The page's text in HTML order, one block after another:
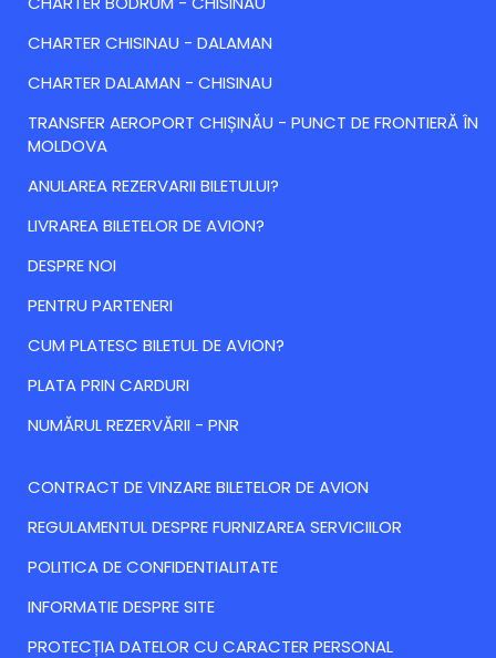
CHARTER CHISINAU - DALAMAN
CHARTER DALAMAN - CHISINAU
TRANSFER AEROPORT CHIȘINĂU - PUNCT DE FRONTIERĂ ÎN
MOLDOVA
ANULAREA REZERVARII BILETULUI?
LIVRAREA BILETELOR DE AVION?
DESPRE NOI
PENTRU PARTENERI
CUM PLATESC BILETUL DE AVION?
PLATA PRIN CARDURI
NUMĂRUL REZERVĂRII - PNR
CONTRACT DE VINZARE BILETELOR DE AVION
REGULAMENTUL DESPRE FURNIZAREA SERVICIILOR
POLITICA DE CONFIDENTIALITATE
INFORMATIE DESPRE SITE
PROTECȚIA DATELOR CU CARACTER PERSONAL